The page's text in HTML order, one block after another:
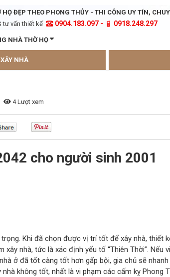
HỌ ĐẸP THEO PHONG THỦY - THI CÔNG UY TÍN,
tư vấn thiết kế
0904.183.097 - 0918.248.297
NHÀ THỜ HỌ
NHÀ
4 Lượt xem
cho người sinh 2001
Khi đã chọn được vị trí tốt để xây nhà, thiết
nhà, tức là xác định yếu tố “Thiên Thời”. Nếu
ở đã tốt càng tốt hơn gấp bội, gia chủ sẽ
không tốt, nhất là vi phạm các cấm kỵ Phong